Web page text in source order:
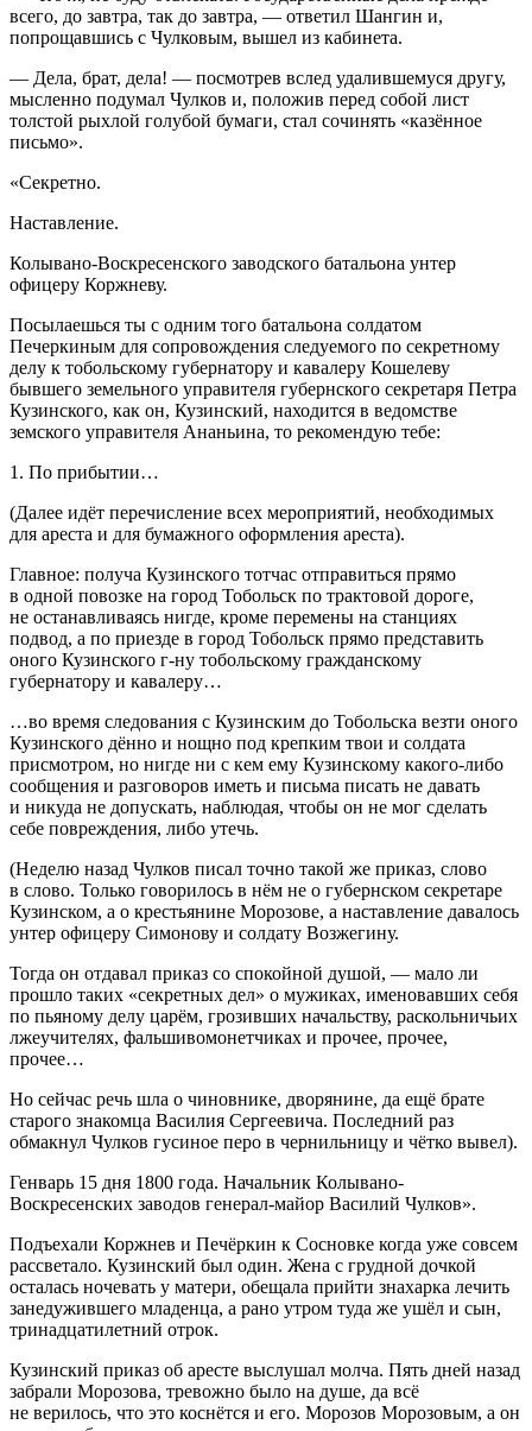
всего, до завтра, так до завтра, — ответил Шангин и,
попрощавшись с Чулковым, вышел из кабинета.
— Дела, брат, дела! — посмотрев вслед удалившемуся другу,
мысленно подумал Чулков и, положив перед собой лист
толстой рыхлой голубой бумаги, стал сочинять «казённое
письмо».
«Секретно.
Наставление.
Колывано-Воскресенского заводского батальона унтер
офицеру Коржневу.
Посылаешься ты с одним того батальона солдатом
Печеркиным для сопровождения следуемого по секретному
делу к тобольскому губернатору и кавалеру Кошелеву
бывшего земельного управителя губернского секретаря Петра
Кузинского, как он, Кузинский, находится в ведомстве
земского управителя Ананьина, то рекомендую тебе:
1. По прибытии…
(Далее идёт перечисление всех мероприятий, необходимых
для ареста и для бумажного оформления ареста).
Главное: получа Кузинского тотчас отправиться прямо
в одной повозке на город Тобольск по трактовой дороге,
не останавливаясь нигде, кроме перемены на станциях
подвод, а по приезде в город Тобольск прямо представить
оного Кузинского г-ну тобольскому гражданскому
губернатору и кавалеру…
…во время следования с Кузинским до Тобольска везти оного
Кузинского дённо и нощно под крепким твои и солдата
присмотром, но нигде ни с кем ему Кузинскому какого-либо
сообщения и разговоров иметь и письма писать не давать
и никуда не допускать, наблюдая, чтобы он не мог сделать
себе повреждения, либо утечь.
(Неделю назад Чулков писал точно такой же приказ, слово
в слово. Только говорилось в нём не о губернском секретаре
Кузинском, а о крестьянине Морозове, а наставление давалось
унтер офицеру Симонову и солдату Возжегину.
Тогда он отдавал приказ со спокойной душой, — мало ли
прошло таких «секретных дел» о мужиках, именовавших себя
по пьяному делу царём, грозивших начальству, раскольничьих
лжеучителях, фальшивомонетчиках и прочее, прочее,
прочее…
Но сейчас речь шла о чиновнике, дворянине, да ещё брате
старого знакомца Василия Сергеевича. Последний раз
обмакнул Чулков гусиное перо в чернильницу и чётко вывел).
Генварь 15 дня 1800 года. Начальник Колывано-
Воскресенских заводов генерал-майор Василий Чулков».
Подъехали Коржнев и Печёркин к Сосновке когда уже совсем
рассветало. Кузинский был один. Жена с грудной дочкой
осталась ночевать у матери, обещала прийти знахарка лечить
занедужившего младенца, а рано утром туда же ушёл и сын,
тринадцатилетний отрок.
Кузинский приказ об аресте выслушал молча. Пять дней назад
забрали Морозова, тревожно было на душе, да всё
не верилось, что это коснётся и его. Морозов Морозовым, а он